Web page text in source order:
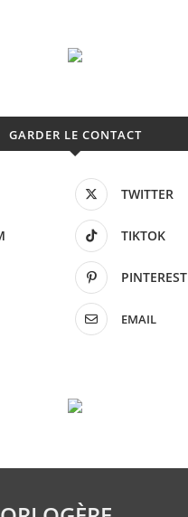
GARDER LE CONTACT
TWITTER
TIKTOK
PINTEREST
EMAIL